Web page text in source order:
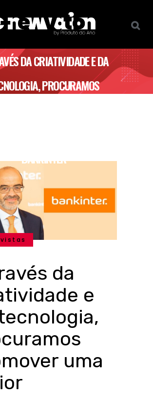
DA CRIATIVIDADE E DA
PROCURAMOS
BANKINTER
da
e
uma